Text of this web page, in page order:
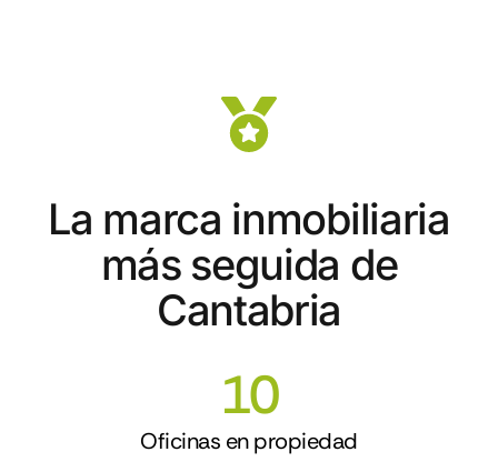
La marca inmobiliaria
más seguida de
Cantabria
Oficinas en propiedad
10